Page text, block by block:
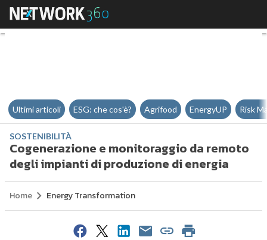
Cogenerazione e monitoraggio
Ultimi articoli ESG: che cos'è? Agrifood EnergyUP Risk
SOSTENIBILITÀ
Cogenerazione e monitoraggio da remoto
degli impianti di produzione di energia
Home Energy Transformation